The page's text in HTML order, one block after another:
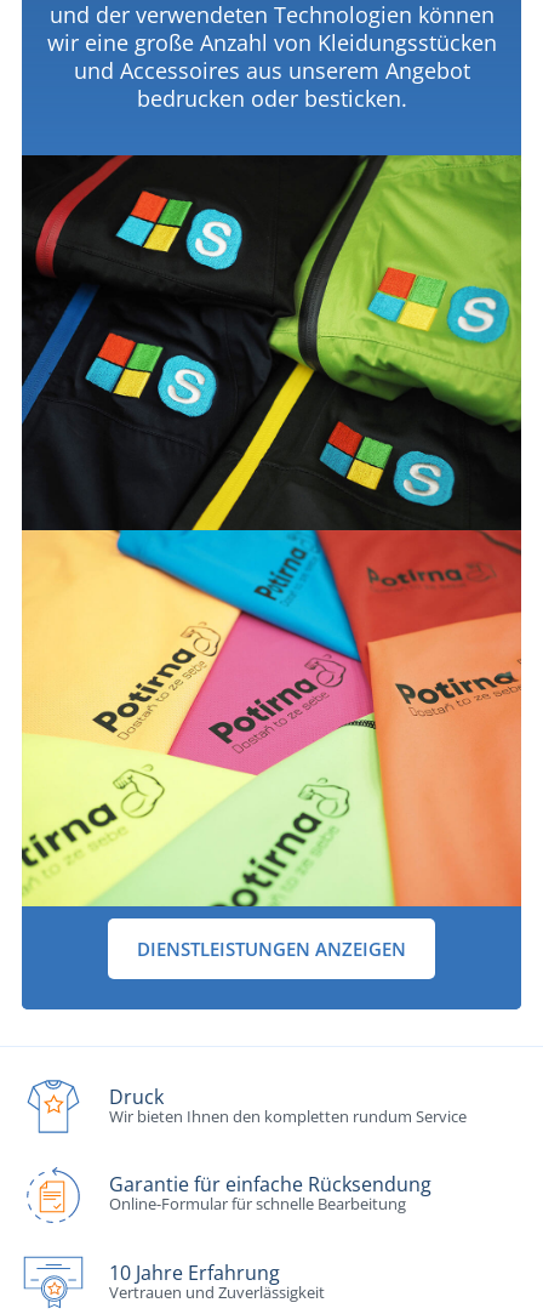
und der verwendeten Technologien können
wir eine große Anzahl von Kleidungsstücken
und Accessoires aus unserem Angebot
bedrucken oder besticken.
DIENSTLEISTUNGEN ANZEIGEN
Druck
Wir bieten Ihnen den kompletten rundum Service
Garantie für einfache Rücksendung
Online-Formular für schnelle Bearbeitung
10 Jahre Erfahrung
Vertrauen und Zuverlässigkeit